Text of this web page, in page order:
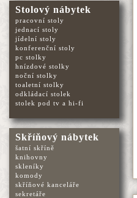
Stolový nábytek
pracovní stoly
jednací stoly
jídelní stoly
konferenční stoly
pc stolky
hnízdové stolky
noční stolky
toaletní stolky
odkládací stolek
stolek pod tv a hi-fi
Skříňový nábytek
šatní skříně
knihovny
skleníky
komody
skříňové kanceláře
sekretáře